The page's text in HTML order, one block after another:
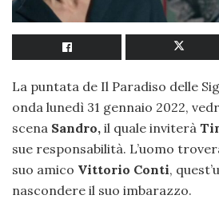
La puntata de Il Paradiso delle
onda lunedì 31 gennaio 2022,
scena Sandro, il quale inviterà
sue responsabilità. L’uomo
suo amico Vittorio Conti,
nascondere il suo imbarazzo.